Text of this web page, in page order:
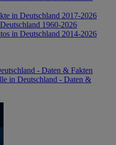
in Deutschland 2017-2026
1960-2026
in Deutschland 2014-2026
- Daten & Fakten
in Deutschland - Daten &